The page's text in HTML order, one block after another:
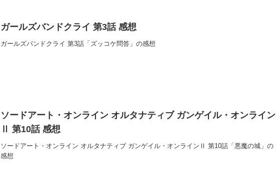
ガールズバンドクライ 第3話 感想
ガールズバンドクライ 第3話「ズッコケ問答」の感想
ソードアート・オンライン オルタナティブ ガンゲイル・オンライン
Ⅱ 第10話 感想
ソードアート・オンライン オルタナティブ ガンゲイル・オンラインⅡ 第10話「悪魔の城」の
感想